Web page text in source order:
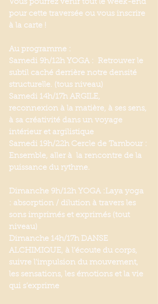
Vous pourrez venir tout le week-end
pour cette traversée ou vous inscrire
à la carte !
Au programme :
Samedi 9h/12h YOGA :  Retrouver le
subtil caché derrière notre densité
structurelle. (tous niveau)
Samedi 14h/17h ARGILE,
reconnexion à la matière, à ses sens,
à sa créativité dans un voyage
intérieur et argilistique
Samedi 19h/22h Cercle de Tambour :
Ensemble, aller à  la rencontre de la
puissance du rythme.
Dimanche 9h/12h YOGA :Laya yoga
: absorption / dilution à travers les
sons imprimés et exprimés (tout
niveau)
Dimanche 14h/17h DANSE
ALCHIMIQUE, à l’écoute du corps,
suivre l’impulsion du mouvement,
les sensations, les émotions et la vie
qui s’exprime